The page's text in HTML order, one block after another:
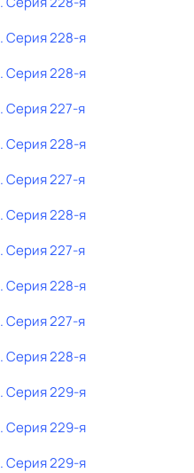
. Серия 228-я
. Серия 228-я
. Серия 227-я
. Серия 228-я
. Серия 227-я
. Серия 228-я
. Серия 227-я
. Серия 228-я
. Серия 227-я
. Серия 228-я
. Серия 229-я
. Серия 229-я
. Серия 229-я